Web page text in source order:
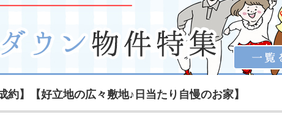
】【好立地の広々敷地♪日当たり自慢のお家】